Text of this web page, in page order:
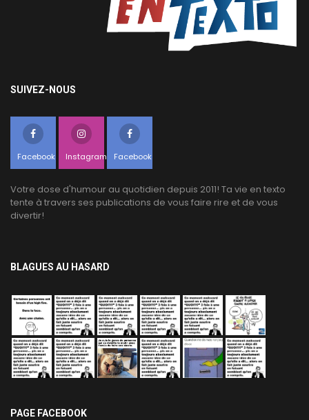
SUIVEZ-NOUS
Facebook Instagram Facebook
Votre dose d'humour au quotidien depuis 2011! Ta vie en texto
tente à travers ses publications de vous faire rire et de vous
divertir!
BLAGUES AU HASARD
PAGE FACEBOOK